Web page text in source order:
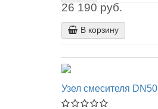
26 190 руб.
В корзину
Узел смесителя DN50